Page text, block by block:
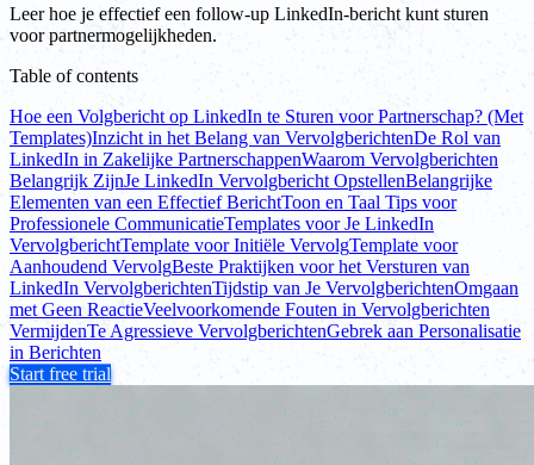
Leer hoe je effectief een follow-up LinkedIn-bericht kunt sturen
voor partnermogelijkheden.
Table of contents
Hoe een Volgbericht op LinkedIn te Sturen voor Partnerschap? (Met
Templates)Inzicht in het Belang van VervolgberichtenDe Rol van
LinkedIn in Zakelijke PartnerschappenWaarom Vervolgberichten
Belangrijk ZijnJe LinkedIn Vervolgbericht OpstellenBelangrijke
Elementen van een Effectief BerichtToon en Taal Tips voor
Professionele CommunicatieTemplates voor Je LinkedIn
VervolgberichtTemplate voor Initiële VervolgTemplate voor
Aanhoudend VervolgBeste Praktijken voor het Versturen van
LinkedIn VervolgberichtenTijdstip van Je VervolgberichtenOmgaan
met Geen ReactieVeelvoorkomende Fouten in Vervolgberichten
VermijdenTe Agressieve VervolgberichtenGebrek aan Personalisatie
in Berichten
Start free trial